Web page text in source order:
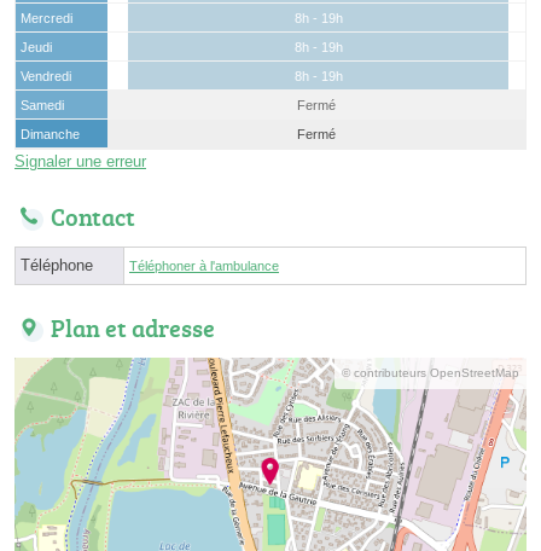
Mercredi
8h - 19h
Jeudi
8h - 19h
Vendredi
8h - 19h
Samedi
Fermé
Dimanche
Fermé
Signaler une erreur
Contact
Téléphone Téléphoner à l'ambulance
Plan et adresse
© contributeurs OpenStreetMap